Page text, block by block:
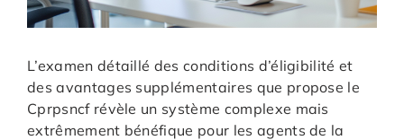
L’examen détaillé des conditions d’éligibilité et
des avantages supplémentaires que propose le
Cprpsncf révèle un système complexe mais
extrêmement bénéfique pour les agents de la